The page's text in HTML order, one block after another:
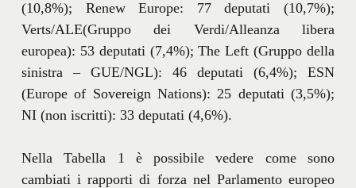
(10,8%); Renew Europe: 77 deputati (10,7%);
Verts/ALE(Gruppo dei Verdi/Alleanza libera
europea): 53 deputati (7,4%); The Left (Gruppo della
sinistra – GUE/NGL): 46 deputati (6,4%); ESN
(Europe of Sovereign Nations): 25 deputati (3,5%);
NI (non iscritti): 33 deputati (4,6%).
Nella Tabella 1 è possibile vedere come sono
cambiati i rapporti di forza nel Parlamento europeo